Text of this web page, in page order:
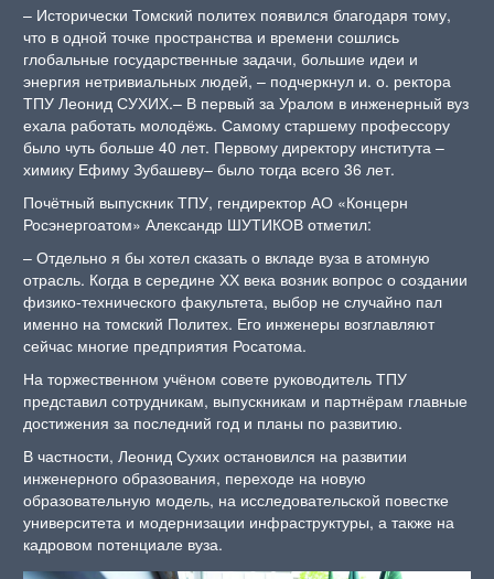
– Исторически Томский политех появился благодаря тому,
что в одной точке пространства и времени сошлись
глобальные государственные задачи, большие идеи и
энергия нетривиальных людей, – подчеркнул и. о. ректора
ТПУ Леонид СУХИХ.– В первый за Уралом в инженерный вуз
ехала работать молодёжь. Самому старшему профессору
было чуть больше 40 лет. Первому директору института –
химику Ефиму Зубашеву– было тогда всего 36 лет.
Почётный выпускник ТПУ, гендиректор АО «Концерн
Росэнергоатом» Александр ШУТИКОВ отметил:
– Отдельно я бы хотел сказать о вкладе вуза в атомную
отрасль. Когда в середине ХХ века возник вопрос о создании
физико-технического факультета, выбор не случайно пал
именно на томский Политех. Его инженеры возглавляют
сейчас многие предприятия Росатома.
На торжественном учёном совете руководитель ТПУ
представил сотрудникам, выпускникам и партнёрам главные
достижения за последний год и планы по развитию.
В частности, Леонид Сухих остановился на развитии
инженерного образования, переходе на новую
образовательную модель, на исследовательской повестке
университета и модернизации инфраструктуры, а также на
кадровом потенциале вуза.